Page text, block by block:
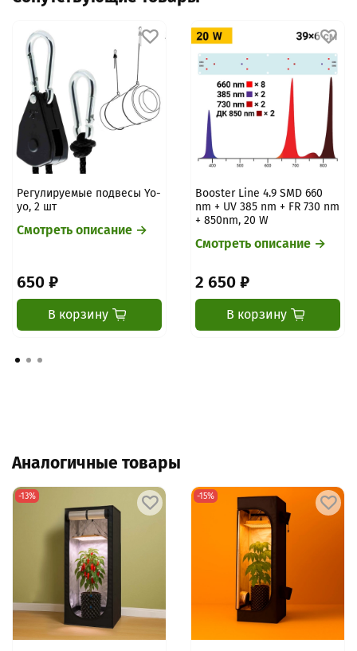
цену/наличие. После оплаты: проверка/упаковка → отправка
→ трек-номер.
Подробнее про оплату
Регулируемые подвесы Yo-
yo, 2 шт
Смотреть описание →
650 ₽
В корзину
Booster Line 4.9 SMD 660
nm + UV 385 nm + FR 730 nm
+ 850nm, 20 W
Смотреть описание →
2 650 ₽
В корзину
Аналогичные товары
-13% -15%